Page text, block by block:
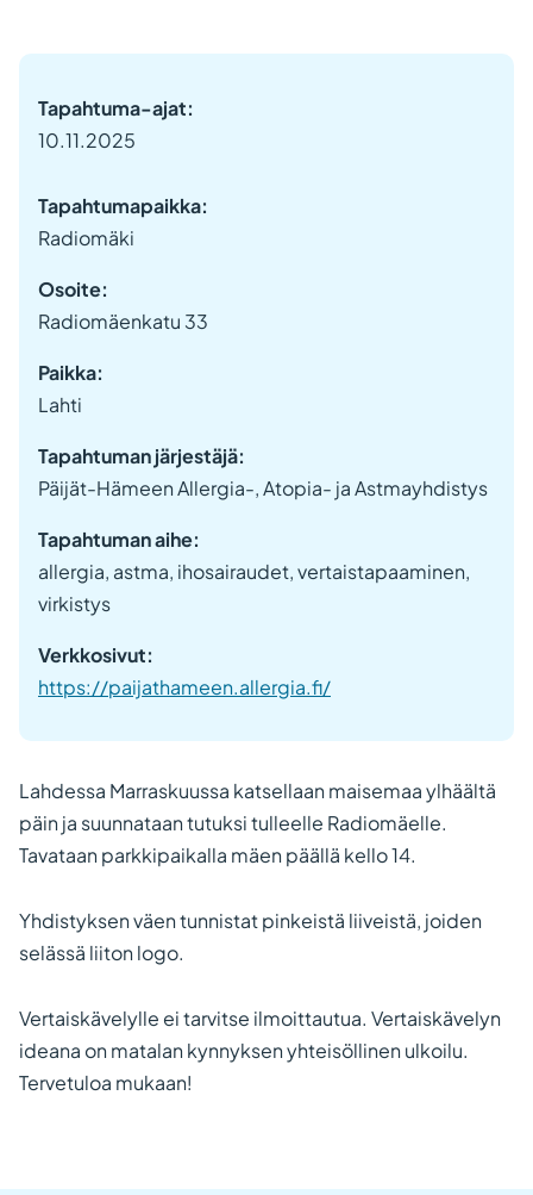
Tapahtuma-ajat:
10.11.2025
Tapahtumapaikka:
Radiomäki
Osoite:
Radiomäenkatu 33
Paikka:
Lahti
Tapahtuman järjestäjä:
Päijät-Hämeen Allergia-, Atopia- ja Astmayhdistys
Tapahtuman aihe:
allergia, astma, ihosairaudet, vertaistapaaminen,
virkistys
Verkkosivut:
https://paijathameen.allergia.fi/
Lahdessa Marraskuussa katsellaan maisemaa ylhäältä
päin ja suunnataan tutuksi tulleelle Radiomäelle.
Tavataan parkkipaikalla mäen päällä kello 14.
Yhdistyksen väen tunnistat pinkeistä liiveistä, joiden
selässä liiton logo.
Vertaiskävelylle ei tarvitse ilmoittautua. Vertaiskävelyn
ideana on matalan kynnyksen yhteisöllinen ulkoilu.
Tervetuloa mukaan!